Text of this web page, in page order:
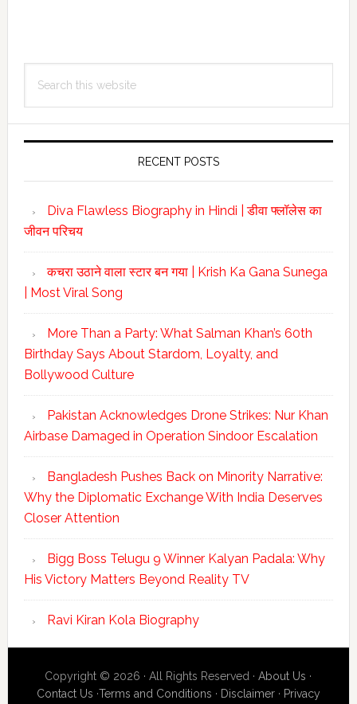
Primary
Sidebar
this
RECENT POSTS
Diva Flawless Biography in Hindi | डीवा फ्लॉलेस का
जीवन परिचय
कचरा उठाने वाला स्टार बन गया | Krish Ka Gana Sunega
| Most Viral Song
More Than a Party: What Salman Khan’s 60th
Birthday Says About Stardom, Loyalty, and
Bollywood Culture
Pakistan Acknowledges Drone Strikes: Nur Khan
Airbase Damaged in Operation Sindoor Escalation
Bangladesh Pushes Back on Minority Narrative:
Why the Diplomatic Exchange With India Deserves
Closer Attention
Bigg Boss Telugu 9 Winner Kalyan Padala: Why
His Victory Matters Beyond Reality TV
Ravi Kiran Kola Biography
Copyright © 2026 · All Rights Reserved ·About Us ·
Contact Us ·Terms and Conditions · Disclaimer· Privacy